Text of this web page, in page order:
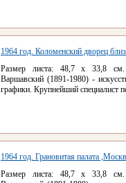
1964 год. Коломенский дворец
Размер листа: 48,7 х 33,8
Варшавский (1891-1980) -
графики. Крупнейший специалист
1964 год. Грановитая палата
Размер листа: 48,7 х 33,8